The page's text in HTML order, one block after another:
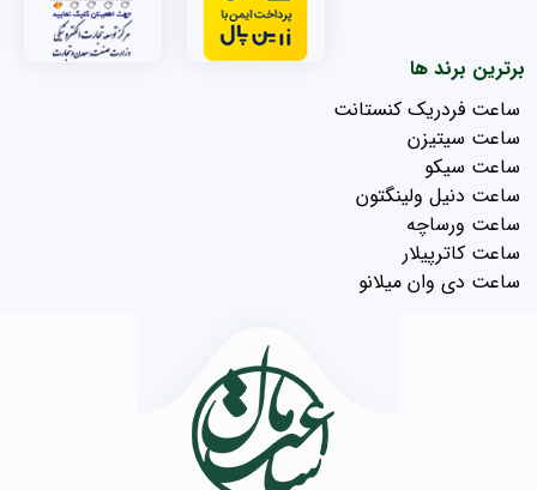
برترین برند ها
ساعت فردریک کنستانت
ساعت سیتیزن
ساعت سیکو
ساعت دنیل ولینگتون
ساعت ورساچه
ساعت کاترپیلار
ساعت دی وان میلانو